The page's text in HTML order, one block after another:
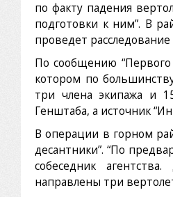
по факту падения
подготовки к ним”. В
проведет
По сообщению “Первого
котором по
три члена экипажа и
Генштаба, а источник
В операции в горном
десантники”. “По
собеседник
направлены три